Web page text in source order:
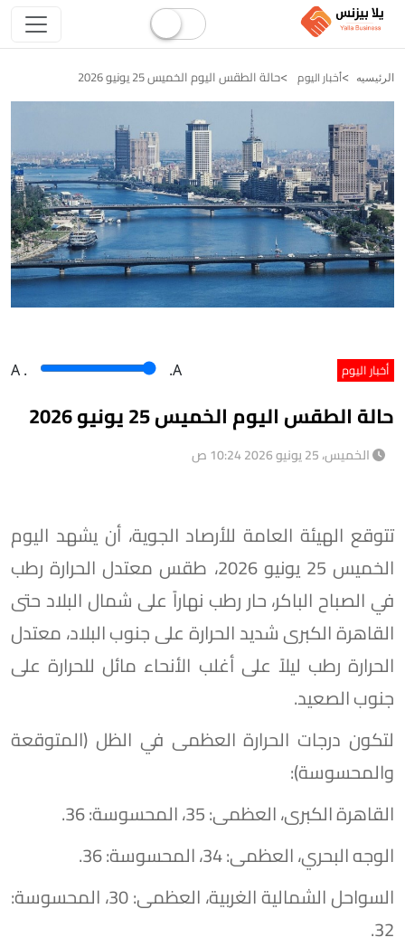
الرئيسيه أخبار اليوم حالة الطقس اليوم الخميس 25 يونيو 2026
أخبار اليوم A . .A
حالة الطقس اليوم الخميس 25 يونيو 2026
الخميس، 25 يونيو 2026 10:24 ص
تتوقع الهيئة العامة للأرصاد الجوية، أن يشهد اليوم
الخميس 25 يونيو 2026، طقس معتدل الحرارة رطب
في الصباح الباكر، حار رطب نهاراً على شمال البلاد حتى
القاهرة الكبرى شديد الحرارة على جنوب البلاد، معتدل
الحرارة رطب ليلاً على أغلب الأنحاء مائل للحرارة على
جنوب الصعيد.
​لتكون درجات الحرارة العظمى في الظل (المتوقعة
والمحسوسة):
القاهرة الكبرى، العظمى: 35، المحسوسة: 36.
الوجه البحري، العظمى: 34، المحسوسة: 36.
السواحل الشمالية الغربية، العظمى: 30، المحسوسة:
32.